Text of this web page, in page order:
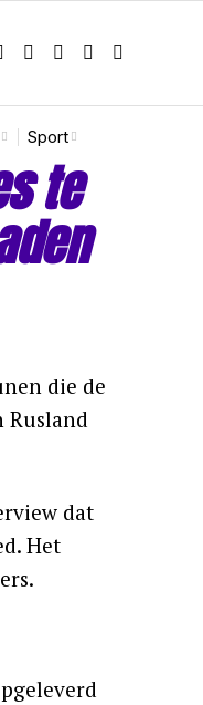
Sport
te
die de
Rusland
dat
Het